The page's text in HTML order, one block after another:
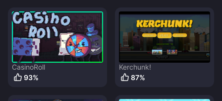
CasinoRoll
93%
Kerchunk!
87%